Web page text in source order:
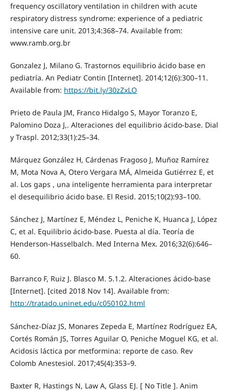
frequency oscillatory ventilation in children with acute
respiratory distress syndrome: experience of a pediatric
intensive care unit. 2013;4:368–74. Available from:
www.ramb.org.br
Gonzalez J, Milano G. Trastornos equilibrio ácido base en
pediatría. An Pediatr Contin [Internet]. 2014;12(6):300–11.
Available from: https://bit.ly/30zZxLO
Prieto de Paula JM, Franco Hidalgo S, Mayor Toranzo E,
Palomino Doza J,. Alteraciones del equilibrio ácido-base. Dial
y Traspl. 2012;33(1):25–34.
Márquez González H, Cárdenas Fragoso J, Muñoz Ramírez
M, Mota Nova A, Otero Vergara MÁ, Almeida Gutiérrez E, et
al. Los gaps , una inteligente herramienta para interpretar
el desequilibrio ácido base. El Resid. 2015;10(2):93–100.
Sánchez J, Martínez E, Méndez L, Peniche K, Huanca J, López
C, et al. Equilibrio ácido-base. Puesta al día. Teoría de
Henderson-Hasselbalch. Med Interna Mex. 2016;32(6):646–
60.
Barranco F, Ruiz J. Blasco M. 5.1.2. Alteraciones ácido-base
[Internet]. [cited 2018 Nov 14]. Available from:
http://tratado.uninet.edu/c050102.html
Sánchez-Díaz JS, Monares Zepeda E, Martínez Rodríguez EA,
Cortés Román JS, Torres Aguilar O, Peniche Moguel KG, et al.
Acidosis láctica por metformina: reporte de caso. Rev
Colomb Anestesiol. 2017;45(4):353–9.
Baxter R, Hastings N, Law A, Glass EJ. [ No Title ]. Anim